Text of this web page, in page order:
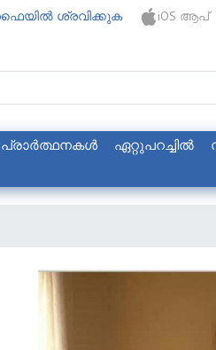
ശ്രവിക്കുക iOS ആപ്
പ്രാര്‍ത്ഥനകള്‍ ഏറ്റുപറച്ചില്‍